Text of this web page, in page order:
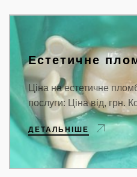
Естетичне
Ціна на естетичне
послуги: Ціна від, грн.
ДЕТАЛЬНІШЕ